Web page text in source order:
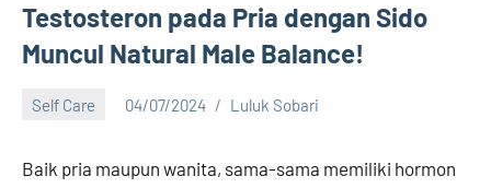
Testosteron pada Pria dengan Sido
Muncul Natural Male Balance!
Self Care 04/07/2024 Luluk Sobari
Baik pria maupun wanita, sama-sama memiliki hormon